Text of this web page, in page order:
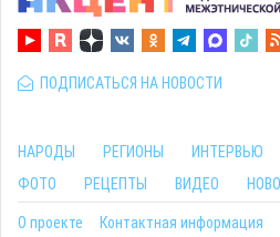
ПОДПИСАТЬСЯ НА НОВОСТИ
НАРОДЫ РЕГИОНЫ ИНТЕРВЬЮ
ФОТО
РЕЦЕПТЫ ВИДЕО
О проекте Контактная информация